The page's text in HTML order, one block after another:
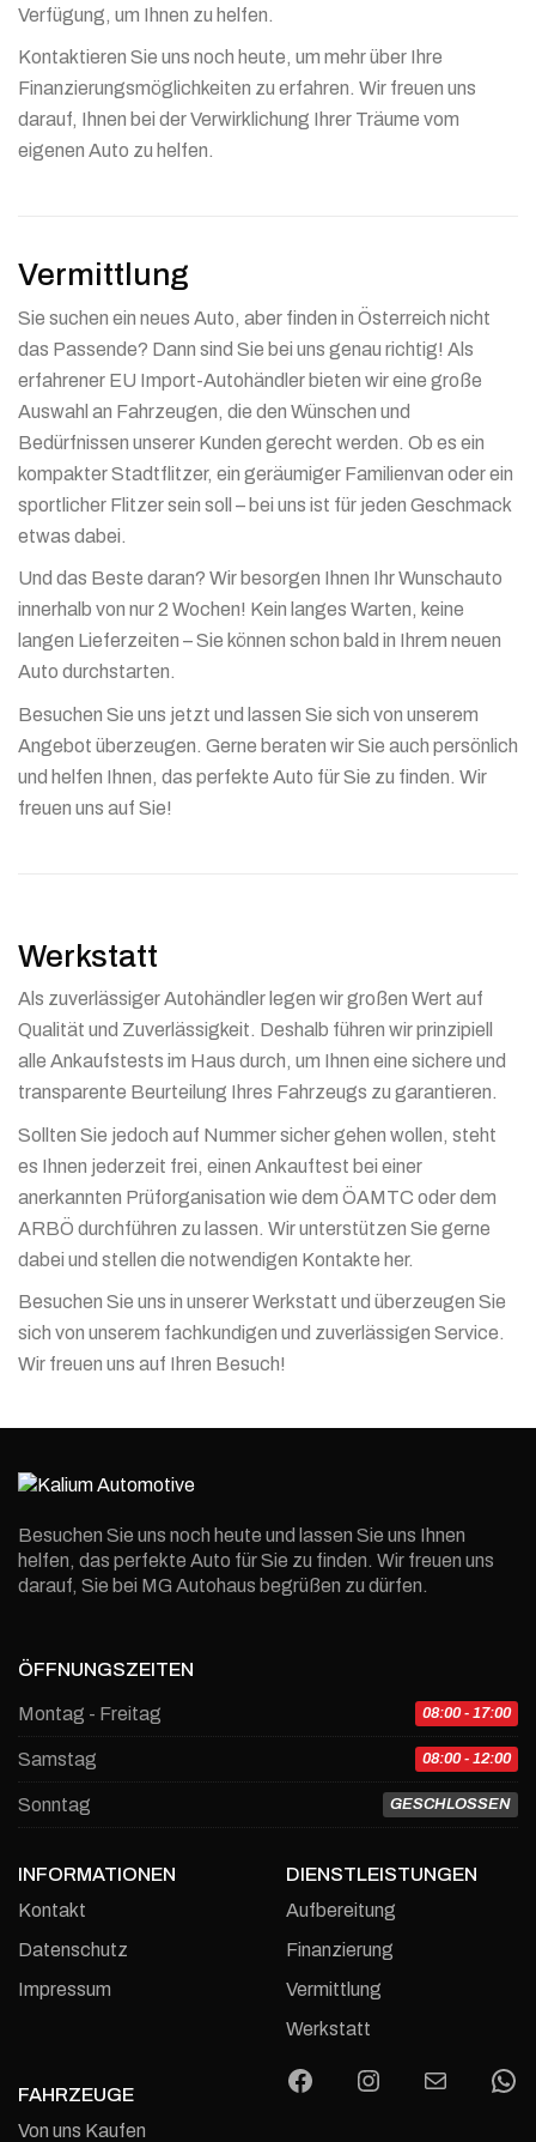
Verfügung, um Ihnen zu helfen.
Kontaktieren Sie uns noch heute, um mehr über Ihre
Finanzierungsmöglichkeiten zu erfahren. Wir freuen uns
darauf, Ihnen bei der Verwirklichung Ihrer Träume vom
eigenen Auto zu helfen.
Vermittlung
Sie suchen ein neues Auto, aber finden in Österreich nicht
das Passende? Dann sind Sie bei uns genau richtig! Als
erfahrener EU Import-Autohändler bieten wir eine große
Auswahl an Fahrzeugen, die den Wünschen und
Bedürfnissen unserer Kunden gerecht werden. Ob es ein
kompakter Stadtflitzer, ein geräumiger Familienvan oder ein
sportlicher Flitzer sein soll – bei uns ist für jeden Geschmack
etwas dabei.
Und das Beste daran? Wir besorgen Ihnen Ihr Wunschauto
innerhalb von nur 2 Wochen! Kein langes Warten, keine
langen Lieferzeiten – Sie können schon bald in Ihrem neuen
Auto durchstarten.
Besuchen Sie uns jetzt und lassen Sie sich von unserem
Angebot überzeugen. Gerne beraten wir Sie auch persönlich
und helfen Ihnen, das perfekte Auto für Sie zu finden. Wir
freuen uns auf Sie!
Werkstatt
Als zuverlässiger Autohändler legen wir großen Wert auf
Qualität und Zuverlässigkeit. Deshalb führen wir prinzipiell
alle Ankaufstests im Haus durch, um Ihnen eine sichere und
transparente Beurteilung Ihres Fahrzeugs zu garantieren.
Sollten Sie jedoch auf Nummer sicher gehen wollen, steht
es Ihnen jederzeit frei, einen Ankauftest bei einer
anerkannten Prüforganisation wie dem ÖAMTC oder dem
ARBÖ durchführen zu lassen. Wir unterstützen Sie gerne
dabei und stellen die notwendigen Kontakte her.
Besuchen Sie uns in unserer Werkstatt und überzeugen Sie
sich von unserem fachkundigen und zuverlässigen Service.
Wir freuen uns auf Ihren Besuch!
Besuchen Sie uns noch heute und lassen Sie uns Ihnen
helfen, das perfekte Auto für Sie zu finden. Wir freuen uns
darauf, Sie bei MG Autohaus begrüßen zu dürfen.
ÖFFNUNGSZEITEN
Montag - Freitag 08:00 - 17:00
Samstag 08:00 - 12:00
Sonntag GESCHLOSSEN
INFORMATIONEN
Kontakt
Datenschutz
Impressum
DIENSTLEISTUNGEN
Aufbereitung
Finanzierung
Vermittlung
Werkstatt
FAHRZEUGE
Von uns Kaufen
FacebookInstagram
E-Mail